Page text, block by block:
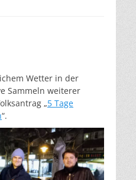
Wetter in der
Sammeln weiterer
„5 Tage
“.